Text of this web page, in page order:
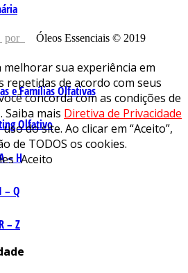
e Famílias Olfativas
Olfativo
– H
– Q
– Z
por Óleos Essenciais © 2019
sua experiência em
repetidas de acordo com seus
concorda com as condições de
Saiba mais Diretiva de Privacidade
do site. Ao clicar em “Aceito”,
de TODOS os cookies.
Aceito